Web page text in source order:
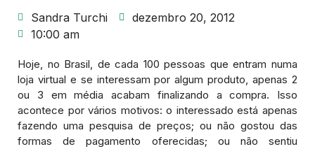
Sandra Turchi
dezembro 20, 2012
10:00 am
Hoje, no Brasil, de cada 100 pessoas que entram numa
loja virtual e se interessam por algum produto, apenas 2
ou 3 em média acabam finalizando a compra. Isso
acontece por vários motivos: o interessado está apenas
fazendo uma pesquisa de preços; ou não gostou das
formas de pagamento oferecidas; ou não sentiu